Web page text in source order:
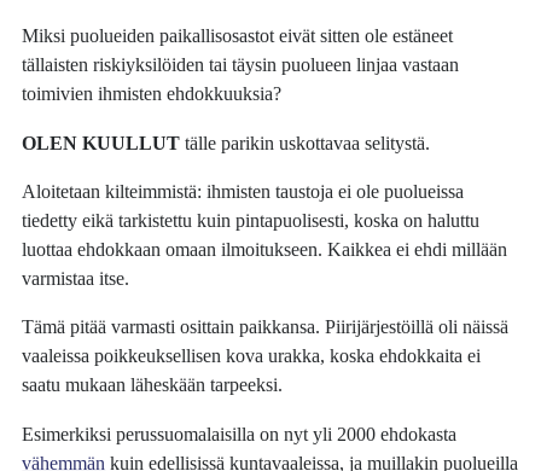
Miksi puolueiden paikallisosastot eivät sitten ole estäneet
tällaisten riskiyksilöiden tai täysin puolueen linjaa vastaan
toimivien ihmisten ehdokkuuksia?
OLEN KUULLUT tälle parikin uskottavaa selitystä.
Aloitetaan kilteimmistä: ihmisten taustoja ei ole puolueissa
tiedetty eikä tarkistettu kuin pintapuolisesti, koska on haluttu
luottaa ehdokkaan omaan ilmoitukseen. Kaikkea ei ehdi millään
varmistaa itse.
Tämä pitää varmasti osittain paikkansa. Piirijärjestöillä oli näissä
vaaleissa poikkeuksellisen kova urakka, koska ehdokkaita ei
saatu mukaan läheskään tarpeeksi.
Esimerkiksi perussuomalaisilla on nyt yli 2000 ehdokasta
vähemmän kuin edellisissä kuntavaaleissa, ja muillakin puolueilla